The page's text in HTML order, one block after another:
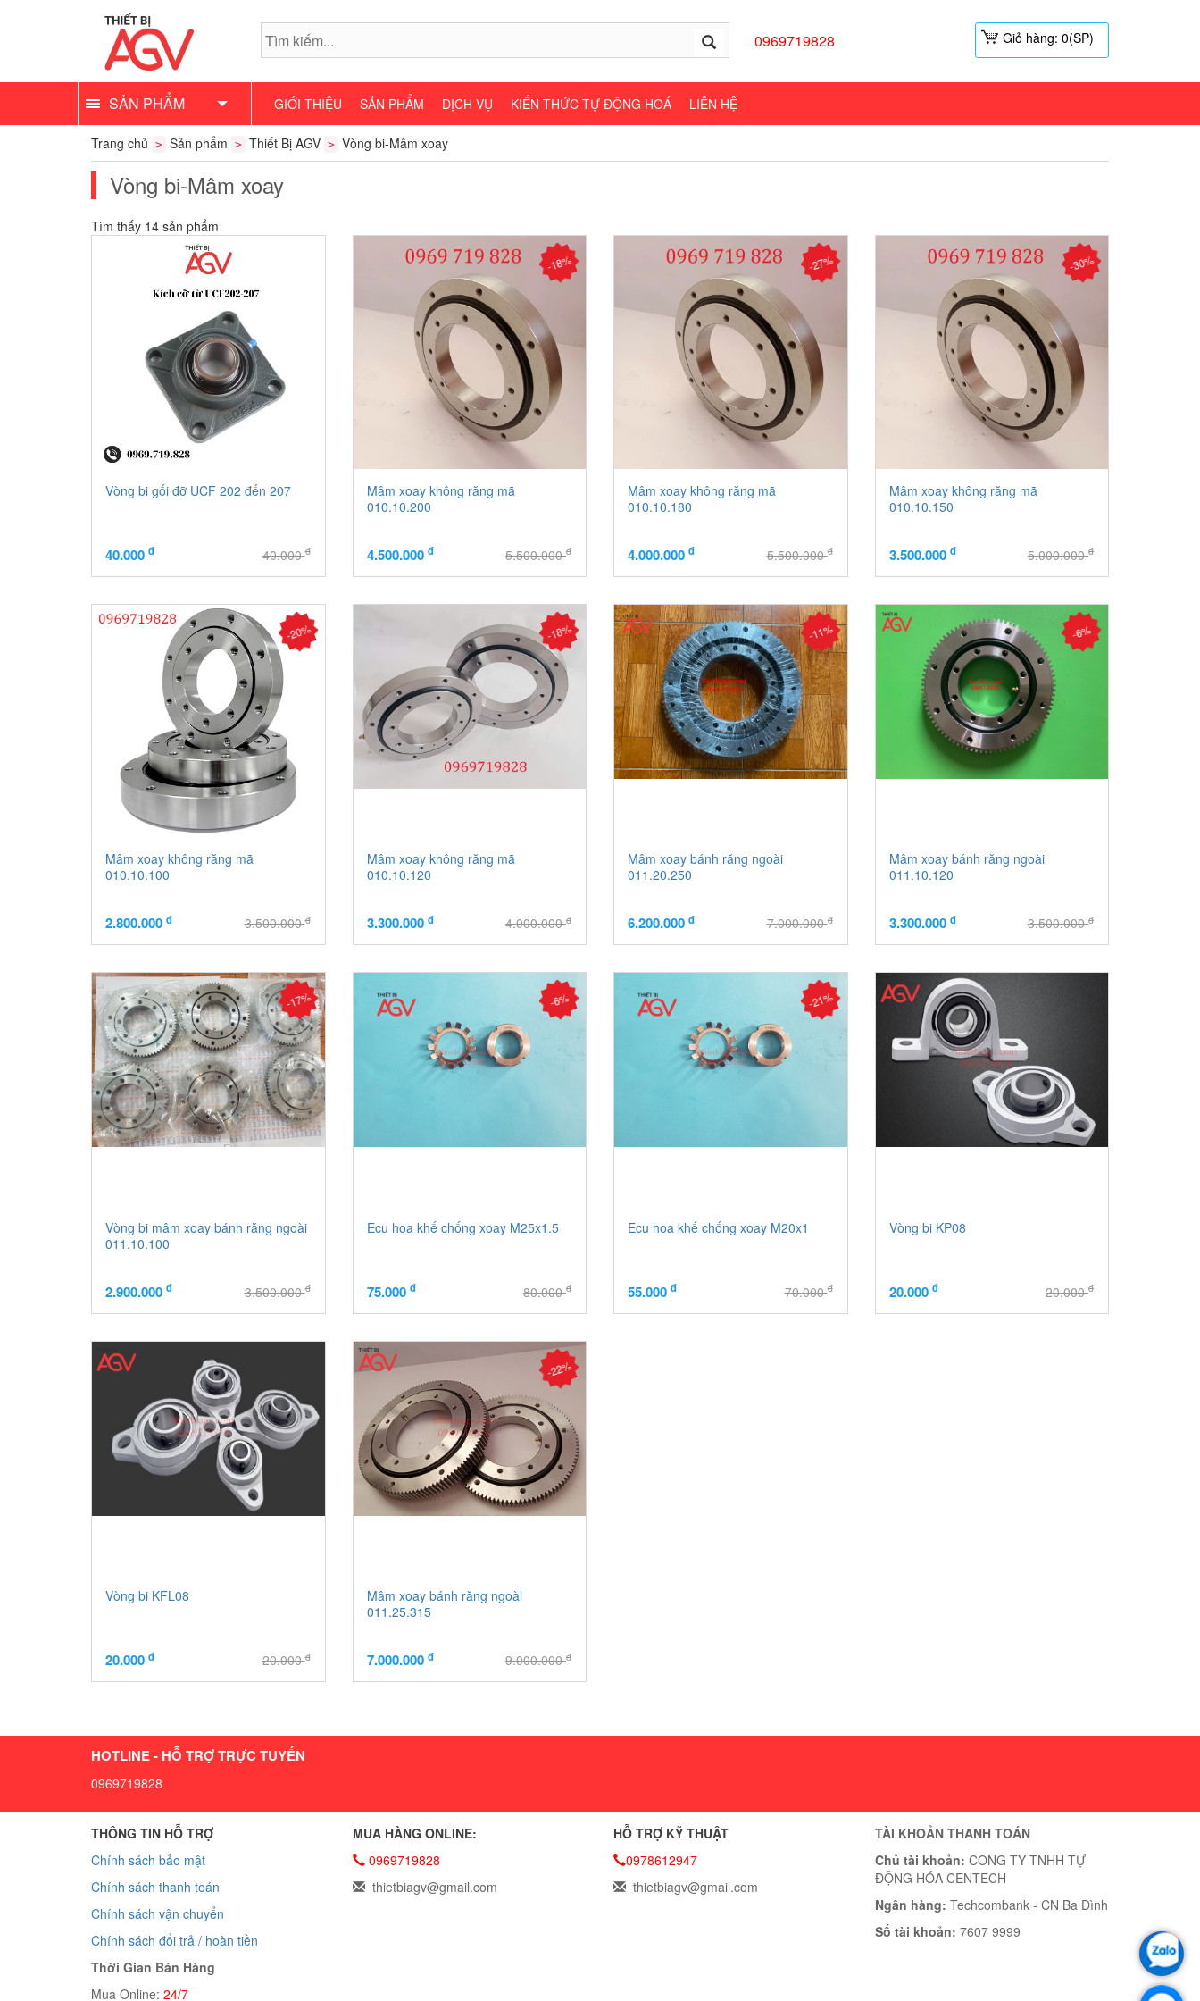
0969719828 Giỏ hàng: 0(SP)
SẢN PHẨM GIỚI THIỆU SẢN PHẨM DỊCH VỤ KIẾN THỨC TỰ ĐỘNG HOÁ LIÊN HỆ
Trang chủ > Sản phẩm > Thiết Bị AGV > Vòng bi-Mâm xoay
Vòng bi-Mâm xoay
Tìm thấy 14 sản phẩm
Vòng bi gối đỡ UCF 202 đến 207
40.000 đ 40.000đ
-18%
Mâm xoay không răng mã
010.10.200
4.500.000 đ 5.500.000đ
-27%
Mâm xoay không răng mã
010.10.180
4.000.000 đ 5.500.000đ
-30%
Mâm xoay không răng mã
010.10.150
3.500.000 đ 5.000.000đ
-20%
Mâm xoay không răng mã
010.10.100
2.800.000 đ 3.500.000đ
-18%
Mâm xoay không răng mã
010.10.120
3.300.000 đ 4.000.000đ
-11%
Mâm xoay bánh răng ngoài
011.20.250
6.200.000 đ 7.000.000đ
-6%
Mâm xoay bánh răng ngoài
011.10.120
3.300.000 đ 3.500.000đ
-17%
Vòng bi mâm xoay bánh răng ngoài
011.10.100
2.900.000 đ 3.500.000đ
-6%
Ecu hoa khế chống xoay M25x1.5
75.000 đ 80.000đ
-21%
Ecu hoa khế chống xoay M20x1
55.000 đ 70.000đ
Vòng bi KP08
20.000 đ 20.000đ
Vòng bi KFL08
20.000 đ 20.000đ
-22%
Mâm xoay bánh răng ngoài
011.25.315
7.000.000 đ 9.000.000đ
HOTLINE - HỖ TRỢ TRỰC TUYẾN
0969719828
THÔNG TIN HỖ TRỢ
Chính sách bảo mật
Chính sách thanh toán
Chính sách vận chuyển
Chính sách đổi trả / hoàn tiền
Thời Gian Bán Hàng
Mua Online: 24/7
MUA HÀNG ONLINE:
0969719828
thietbiagv@gmail.com
HỖ TRỢ KỸ THUẬT
0978612947
thietbiagv@gmail.com
TÀI KHOẢN THANH TOÁN
Chủ tài khoản: CÔNG TY TNHH TỰ
ĐỘNG HÓA CENTECH
Ngân hàng: Techcombank - CN Ba Đình
Số tài khoản: 7607 9999